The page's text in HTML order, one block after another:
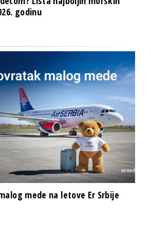
godinu
mede na letove Er Srbije